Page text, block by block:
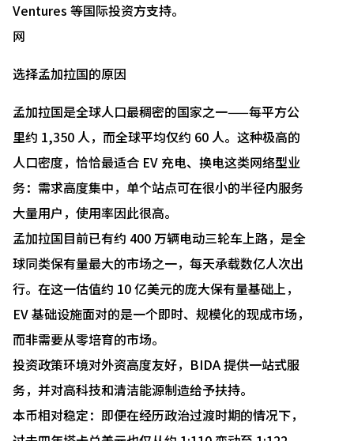
Ventures 等国际投资方支持。
网
选择孟加拉国的原因
孟加拉国是全球人口最稠密的国家之一——每平方公
里约 1,350 人，而全球平均仅约 60 人。这种极高的
人口密度，恰恰最适合 EV 充电、换电这类网络型业
务：需求高度集中，单个站点可在很小的半径内服务
大量用户，使用率因此很高。
孟加拉国目前已有约 400 万辆电动三轮车上路，是全
球同类保有量最大的市场之一，每天承载数亿人次出
行。在这一估值约 10 亿美元的庞大保有量基础上，
EV 基础设施面对的是一个即时、规模化的现成市场，
而非需要从零培育的市场。
投资政策环境对外资高度友好，BIDA 提供一站式服
务，并对高科技和清洁能源制造给予扶持。
本币相对稳定：即便在经历政治过渡时期的情况下，